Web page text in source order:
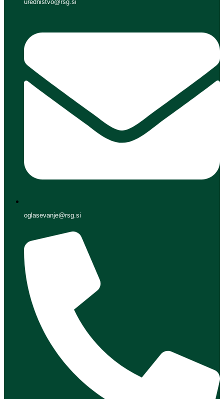
urednistvo@rsg.si
oglasevanje@rsg.si